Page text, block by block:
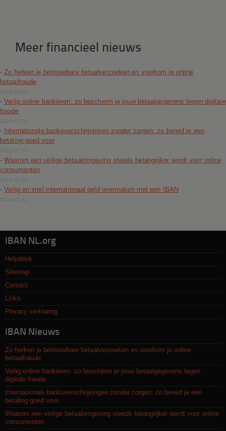
Meer financieel nieuws
- Zo herken je betrouwbare betaalverzoeken en voorkom je online
betaalfraude
2026-08-03
-Veilig online bankieren: zo bescherm je jouw betaalgegevens tegen digitale
fraude
2026-07-28
- Internationale bankoverschrijvingen zonder zorgen: zo bereid je een
betaling goed voor
2026-07-20
-Waarom een veilige betaalomgeving steeds belangrijker wordt voor online
consumenten
2026-07-20
-Veilig en snel internationaal geld overmaken met een IBAN
2026-07-13
IBAN NL.org
Helpdesk
Sitemap
Contact
Links
Privacy verklaring
IBAN Nieuws
Zo herken je betrouwbare betaalverzoeken en voorkom je online
betaalfraude
Veilig online bankieren: zo bescherm je jouw betaalgegevens tegen
digitale fraude
Internationale bankoverschrijvingen zonder zorgen: zo bereid je een
betaling goed voor
Waarom een veilige betaalomgeving steeds belangrijker wordt voor online
consumenten